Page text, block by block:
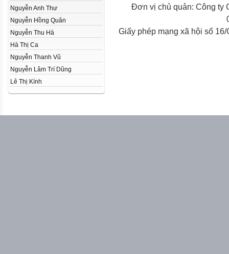
Nguyễn Anh Thư
Nguyễn Hồng Quân
Nguyễn Thu Hà
Hà Thị Ca
Nguyễn Thanh Vũ
Nguyễn Lâm Trí Dũng
Lê Thị Kính
Đơn vị chủ quản: Công ty
Giấy phép mạng xã hội số